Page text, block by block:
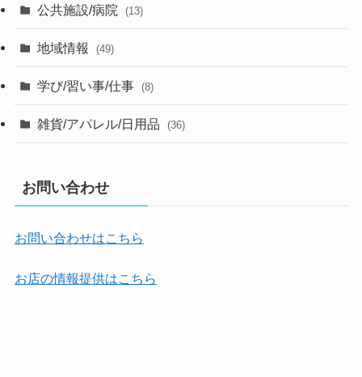
公共施設/病院 (13)
地域情報 (49)
学び/習い事/仕事 (8)
雑貨/アパレル/日用品 (36)
お問い合わせ
お問い合わせはこちら
お店の情報提供はこちら